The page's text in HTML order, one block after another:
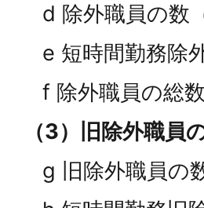
d 除外職員の数
e 短時間勤務除
f 除外職員の総
（3）旧除外職員
g 旧除外職員の